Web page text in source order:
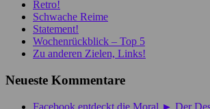
Retro!
Schwache Reime
Statement!
Wochenrückblick – Top 5
Zu anderen Zielen, Links!
Neueste Kommentare
Facebook entdeckt die Moral ► Der